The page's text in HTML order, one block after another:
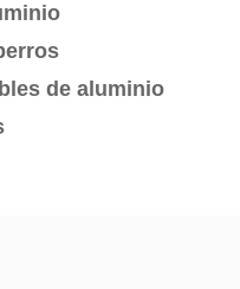
de aluminio